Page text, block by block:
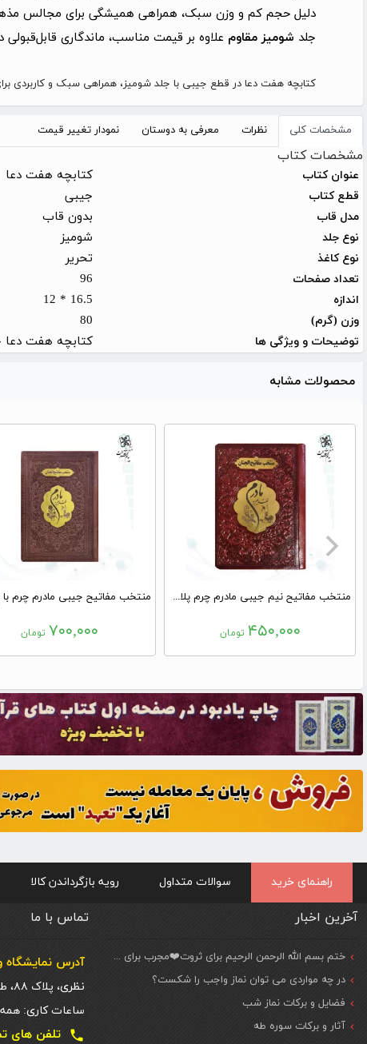
دلیل حجم کم و وزن سبک، همراهی همیشگی برای مجالس
جلد شومیز مقاوم علاوه بر قیمت مناسب، ماندگاری
کتابچه هفت دعا در قطع جیبی با جلد شومیز، همراهی سبک و کاربردی
مشخصات کلی نظرات معرفی به دوستان نمودار تغییر قیمت
مشخصات کتاب
عنوان کتاب کتابچه هفت دعا
قطع کتاب جیبی
مدل قاب بدون قاب
نوع جلد شومیز
نوع کاغذ تحریر
تعداد صفحات 96
اندازه 16.5 * 12
وزن (گرم) 80
توضیحات و ویژگی ها کتابچه هفت دعا
محصولات مشابه
منتخب مفاتیح نیم جیبی مادرم چرم پلاک طلایی
۴۵۰,۰۰۰ تومان ۷۰۰,۰۰۰ تومان
راهنمای خرید سوالات متداول رویه بازگرداندن کالا
آخرین اخبار
ختم بسم الله الرحمن الرحیم برای ثروت❤️مجرب برای حاجات مهم و فوری
در چه مواردی می توان نماز واجب را شکست؟
فضایل و برکات نماز شب
آثار و برکات سوره طه
تماس با ما
آدرس نمایشگاه
نظری، پلاک ۸۸، ط. اول
ساعات کاری: همه روزه شنبه تا
local_phone تلفن های تماس دفتر